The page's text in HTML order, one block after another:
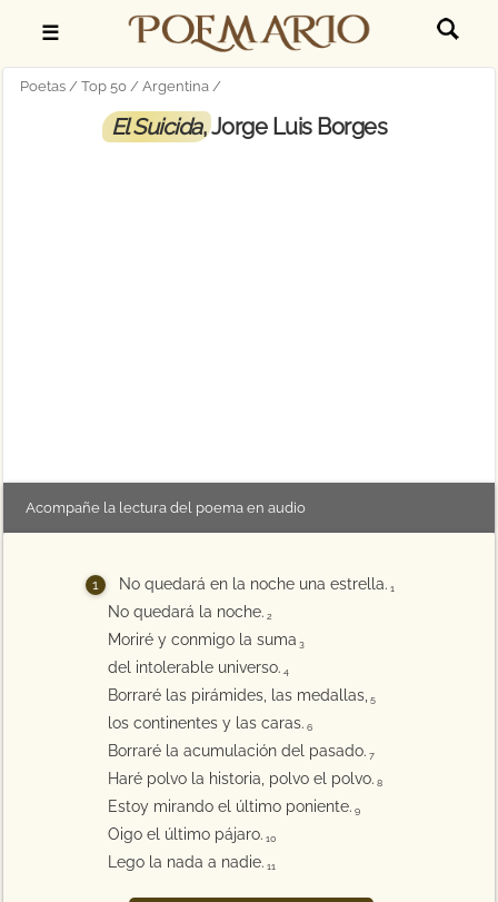
☰
Poetas Top 50 Argentina
El Suicida, Jorge Luis Borges
Acompañe la lectura del poema en audio
No quedará en la noche una estrella. 1
No quedará la noche. 2
Moriré y conmigo la suma 3
del intolerable universo. 4
Borraré las pirámides, las medallas, 5
los continentes y las caras. 6
Borraré la acumulación del pasado. 7
Haré polvo la historia, polvo el polvo. 8
Estoy mirando el último poniente. 9
Oigo el último pájaro. 10
Lego la nada a nadie. 11